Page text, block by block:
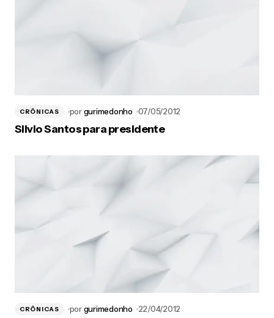
CRÔNICAS porgurimedonho 07/05/2012
Silvio Santos para presidente
CRÔNICAS porgurimedonho 22/04/2012